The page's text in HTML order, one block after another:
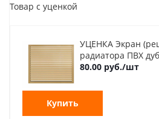
Товар с уценкой
УЦЕНКА Экран
радиатора ПВХ
80.00 руб./шт
Купить